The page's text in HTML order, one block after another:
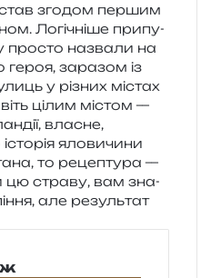
зго­дом пер­шим
Логічніше при­пу­
про­сто назва­ли на
героя, зара­зом із
у різних містах
цілим містом —
вла­сне,
яло­ви­чи­ни
то реце­пту­ра —
цю стра­ву, вам зна­
але резуль­тат